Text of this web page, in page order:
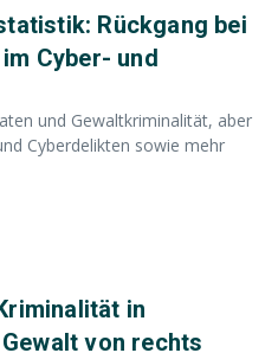
Rückgang bei
Cyber- und
und Gewaltkriminalität, aber
Cyberdelikten sowie mehr
in
von rechts